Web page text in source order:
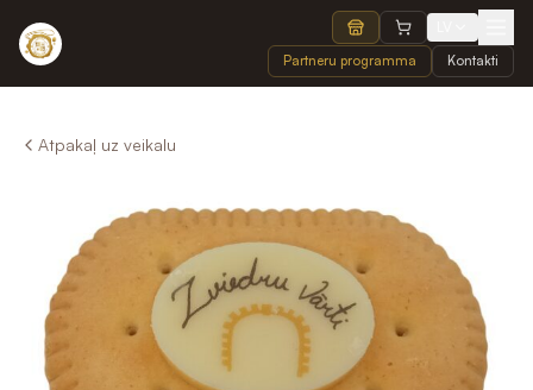
Partneru programma Kontakti
Atpakaļ uz veikalu